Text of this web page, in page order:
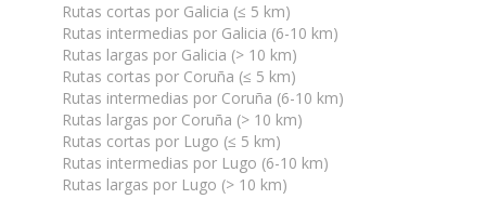
Rutas cortas por Galicia (≤ 5 km)
Rutas intermedias por Galicia (6-10 km)
Rutas largas por Galicia (> 10 km)
Rutas cortas por Coruña (≤ 5 km)
Rutas intermedias por Coruña (6-10 km)
Rutas largas por Coruña (> 10 km)
Rutas cortas por Lugo (≤ 5 km)
Rutas intermedias por Lugo (6-10 km)
Rutas largas por Lugo (> 10 km)